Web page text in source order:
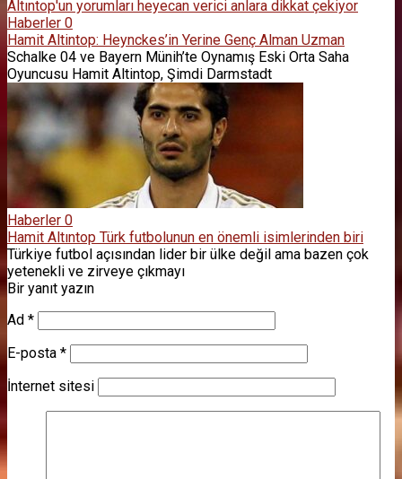
Haberler 0
Hamit Altintop: Heynckes’in Yerine Genç Alman Uzman
Schalke 04 ve Bayern Münih’te Oynamış Eski Orta Saha
Oyuncusu Hamit Altintop, Şimdi Darmstadt
Haberler 0
Hamit Altıntop Türk futbolunun en önemli isimlerinden biri
Türkiye futbol açısından lider bir ülke değil ama bazen çok
yetenekli ve zirveye çıkmayı
Bir yanıt yazın
Ad *
E-posta *
İnternet sitesi